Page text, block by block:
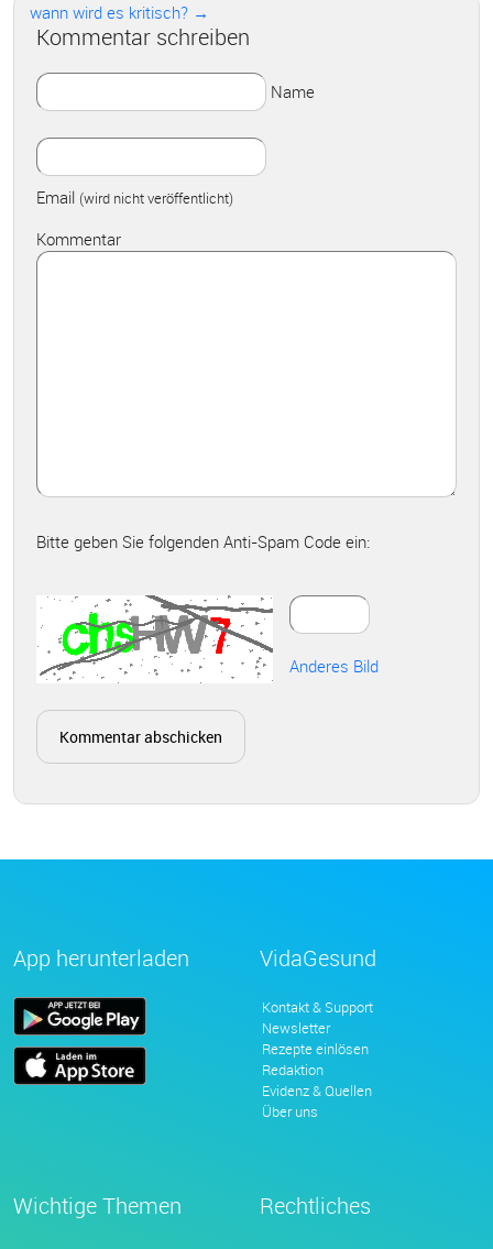
wann wird es kritisch? →
Kommentar schreiben
Name
Email (wird nicht veröffentlicht)
Kommentar
Bitte geben Sie folgenden Anti-Spam Code ein:
Anderes Bild
App herunterladen VidaGesund
Kontakt & Support
Newsletter
Rezepte einlösen
Redaktion
Evidenz & Quellen
Über uns
Wichtige Themen Rechtliches